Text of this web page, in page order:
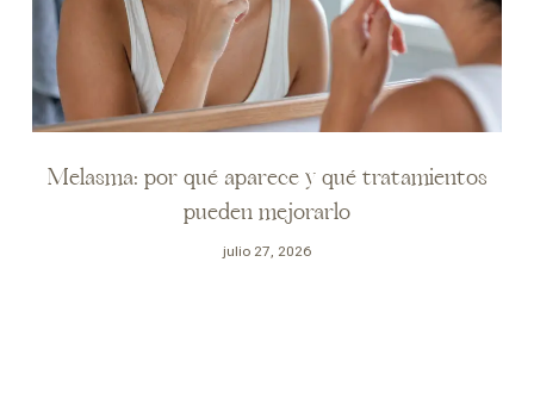
Melasma: por qué aparece y qué tratamientos
pueden mejorarlo
julio 27, 2026